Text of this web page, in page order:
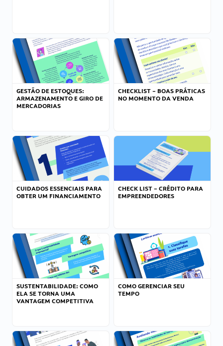
GESTÃO DE ESTOQUES:
ARMAZENAMENTO E GIRO DE
MERCADORIAS
CHECKLIST – BOAS PRÁTICAS
NO MOMENTO DA VENDA
CUIDADOS ESSENCIAIS PARA
OBTER UM FINANCIAMENTO
CHECK LIST – CRÉDITO PARA
EMPREENDEDORES
SUSTENTABILIDADE: COMO
ELA SE TORNA UMA
VANTAGEM COMPETITIVA
COMO GERENCIAR SEU
TEMPO